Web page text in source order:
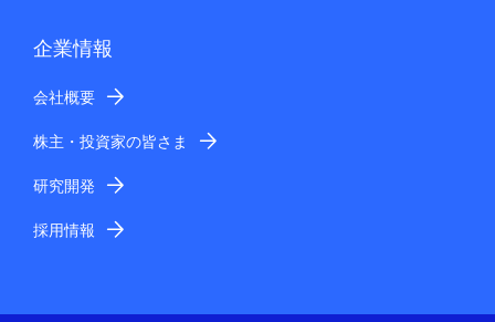
企業情報
会社概要
株主・投資家の皆さま
研究開発
採用情報